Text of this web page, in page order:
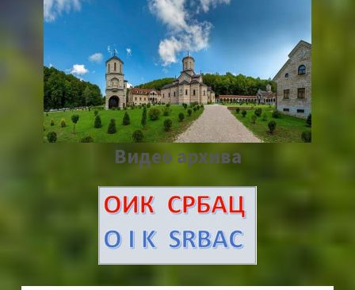
Видео архива